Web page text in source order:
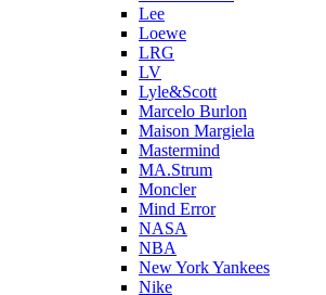
Lee
Loewe
LRG
LV
Lyle&Scott
Marcelo Burlon
Maison Margiela
Mastermind
MA.Strum
Moncler
Mind Error
NASA
NBA
New York Yankees
Nike